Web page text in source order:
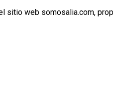
sitio web somosalia.com,